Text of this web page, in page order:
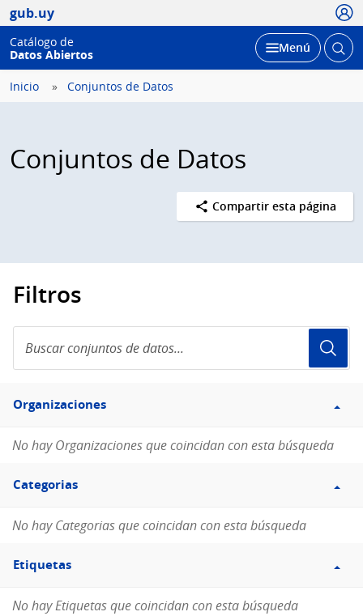
gub.uy
Catálogo de
Datos Abiertos
Desplegar
Menú Abrir
Inicio Conjuntos de Datos
Conjuntos de Datos
Compartir esta página
Filtros
conjuntos
de
Filtro
Organizaciones
Organizaciones
No hay Organizaciones que coincidan con esta búsqueda
Filtro
Categorias
Categorias
No hay Categorias que coincidan con esta búsqueda
Filtro
Etiquetas
Etiquetas
No hay Etiquetas que coincidan con esta búsqueda